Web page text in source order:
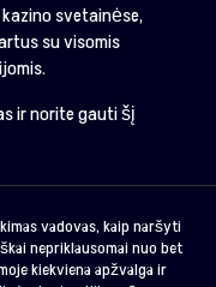
svetainėse,
su visomis
ir norite gauti šį
vadovas, kaip naršyti
nepriklausomai nuo bet
kiekviena apžvalga ir